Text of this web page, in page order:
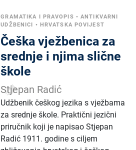
GRAMATIKA I PRAVOPIS •ANTIKVARNI
UDŽBENICI • HRVATSKA POVIJEST
Češka vježbenica za
srednje i njima slične
škole
Stjepan Radić
Udžbenik češkog jezika s vježbama
za srednje škole. Praktični jezični
priručnik koji je napisao Stjepan
Radić 1911. godine s ciljem